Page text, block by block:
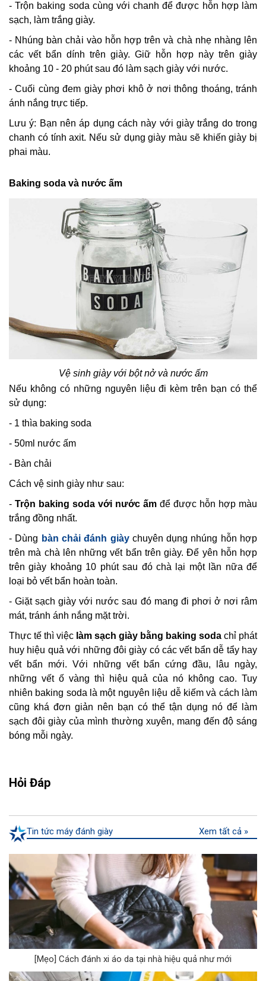
- Trộn baking soda cùng với chanh để được hỗn hợp làm
sạch, làm trắng giày.
- Nhúng bàn chải vào hỗn hợp trên và chà nhẹ nhàng lên
các vết bẩn dính trên giày. Giữ hỗn hợp này trên giày
khoảng 10 - 20 phút sau đó làm sạch giày với nước.
- Cuối cùng đem giày phơi khô ở nơi thông thoáng, tránh
ánh nắng trực tiếp.
Lưu ý: Bạn nên áp dụng cách này với giày trắng do trong
chanh có tính axit. Nếu sử dụng giày màu sẽ khiến giày bị
phai màu.
Baking soda và nước ấm
Vệ sinh giày với bột nở và nước ấm
Nếu không có những nguyên liệu đi kèm trên bạn có thể
sử dụng:
- 1 thìa baking soda
- 50ml nước ấm
- Bàn chải
Cách vệ sinh giày như sau:
- Trộn baking soda với nước ấm để được hỗn hợp màu
trắng đồng nhất.
- Dùng bàn chải đánh giàychuyên dụng nhúng hỗn hợp
trên mà chà lên những vết bẩn trên giày. Để yên hỗn hợp
trên giày khoảng 10 phút sau đó chà lại một lần nữa để
loại bỏ vết bẩn hoàn toàn.
- Giặt sạch giày với nước sau đó mang đi phơi ở nơi râm
mát, tránh ánh nắng mặt trời.
Thực tế thì việc làm sạch giày bằng baking soda chỉ phát
huy hiệu quả với những đôi giày có các vết bẩn dễ tẩy hay
vết bẩn mới. Với những vết bẩn cứng đầu, lâu ngày,
những vết ố vàng thì hiệu quả của nó không cao. Tuy
nhiên baking soda là một nguyên liệu dễ kiếm và cách làm
cũng khá đơn giản nên bạn có thể tận dụng nó để làm
sạch đôi giày của mình thường xuyên, mang đến độ sáng
bóng mỗi ngày.
Hỏi Đáp
Tin tức máy đánh giày Xem tất cả »
[Mẹo] Cách đánh xi áo da tại nhà hiệu quả như mới